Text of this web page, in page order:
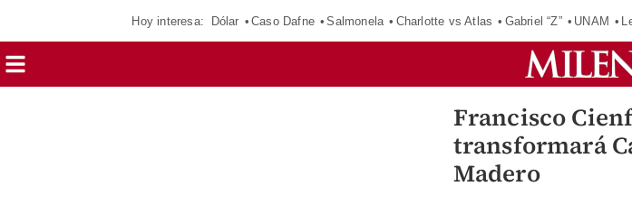
Hoy interesa: Dólar Caso Dafne Salmonela Charlotte vs Atlas Gabriel “Z” UNAM
Francisco
transformará
Madero